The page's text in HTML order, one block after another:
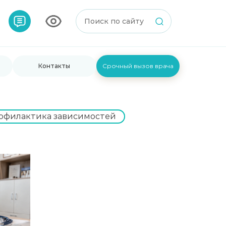
Контакты Срочный вызов врача
зависимостей